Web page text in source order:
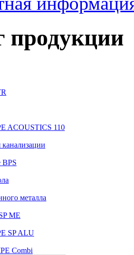
продукции
110
BPS
металла
ME
SP ALU
Combi